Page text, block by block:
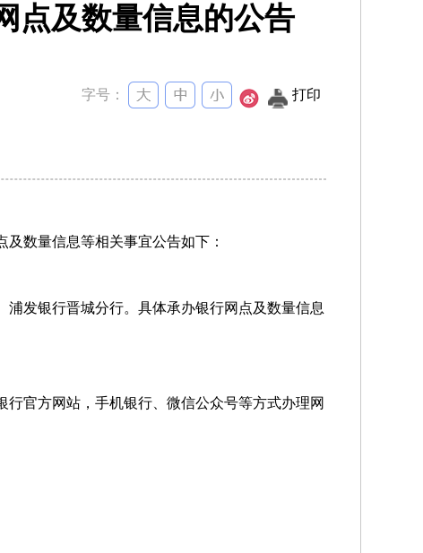
点及数量信息的公告
字号： 打印
数量信息等相关事宜公告如下：
发银行晋城分行。具体承办银行网点及数量信息
官方网站，手机银行、微信公众号等方式办理网